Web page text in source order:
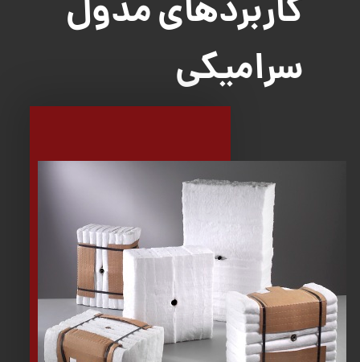
کاربردهای مدول
سرامیکی